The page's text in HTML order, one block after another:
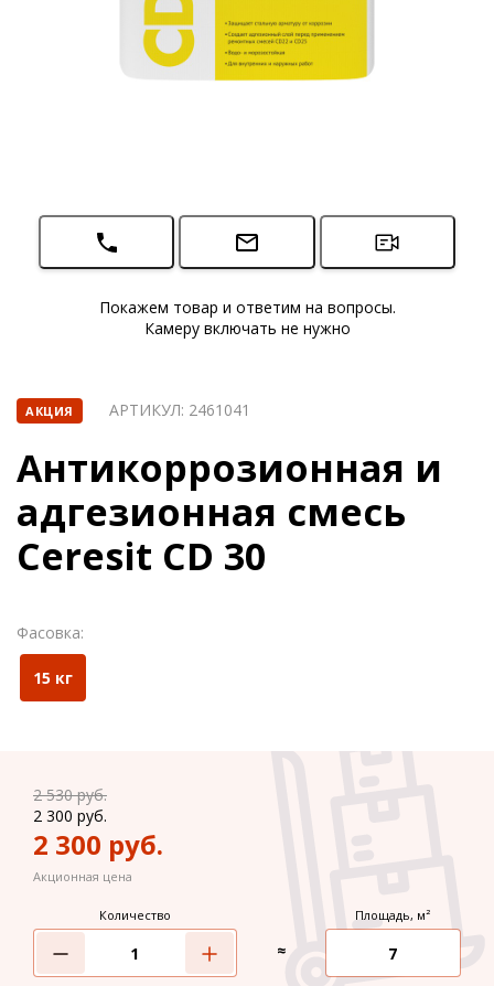
Покажем товар и ответим на вопросы.
Камеру включать не нужно
АКЦИЯ АРТИКУЛ: 2461041
Антикоррозионная и
адгезионная смесь
Ceresit CD 30
Фасовка:
15 кг
2 530руб.
2 300 руб.
2 300 руб.
Акционная цена
Количество
≈
Площадь, м²